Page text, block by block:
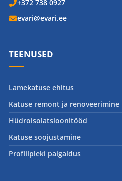
+372 738 0927
evari@evari.ee
TEENUSED
Lamekatuse ehitus
Katuse remont ja renoveerimine
Hüdroisolatsioonitööd
Katuse soojustamine
Profiilpleki paigaldus